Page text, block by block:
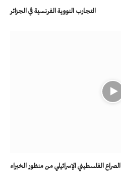
التجارب النووية الفرنسية في الجزائر
الصراع الفلسطيني الإسرائيلي من منظور الخبراء